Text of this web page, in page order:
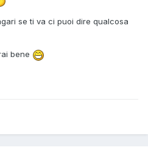
se ti va ci puoi dire qualcosa
bene